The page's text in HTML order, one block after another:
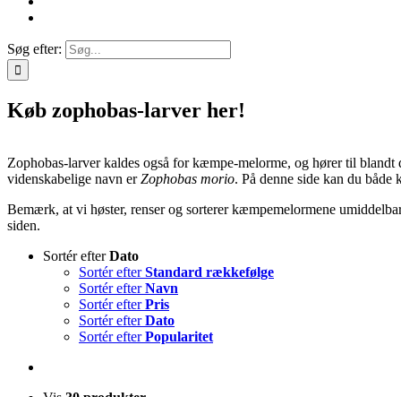
Søg efter:
Køb zophobas-larver her!
Zophobas-larver kaldes også for kæmpe-melorme, og hører til
videnskabelige navn erZophobas morio. På denne side kan du
Bemærk, at vi høster, renser og sorterer kæmpemelormene
siden.
Sortér efterDato
Sortér efterStandard rækkefølge
Sortér efterNavn
Sortér efterPris
Sortér efterDato
Sortér efterPopularitet